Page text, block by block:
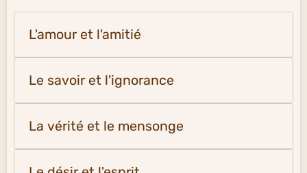
L'amour et l'amitié
Le savoir et l'ignorance
La vérité et le mensonge